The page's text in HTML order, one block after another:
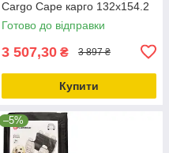
Cargo Cape карго 132х154.2
см (K01107)
Готово до відправки
3 507,30 ₴ 3 897 ₴
Купити
–5%